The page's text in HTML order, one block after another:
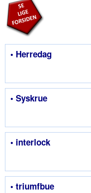
• Herredag
• Syskrue
• interlock
• triumfbue